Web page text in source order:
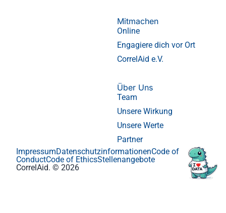
Mitmachen
Online
Engagiere dich vor Ort
CorrelAid e.V.
Über Uns
Team
Unsere Wirkung
Unsere Werte
Partner
CorrelAid. © 2026
ImpressumDatenschutzinformationenCode of
ConductCode of EthicsStellenangebote